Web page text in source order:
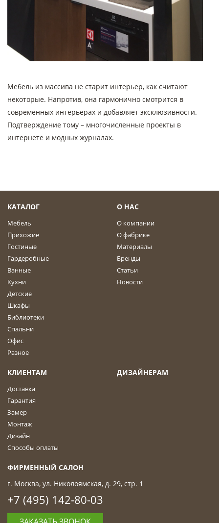
Мебель из массива не старит интерьер, как считают
некоторые. Напротив, она гармонично смотрится в
современных интерьерах и добавляет эксклюзивности.
Подтверждение тому – многочисленные проекты в
интернете и модных журналах.
КАТАЛОГ
Мебель
Прихожие
Гостиные
Гардеробные
Ванные
Кухни
Детские
Шкафы
Библиотеки
Спальни
Офис
Разное
О НАС
О компании
О фабрике
Материалы
Бренды
Статьи
Новости
КЛИЕНТАМ
Доставка
Гарантия
Замер
Монтаж
Дизайн
Способы оплаты
ДИЗАЙНЕРАМ
ФИРМЕННЫЙ САЛОН
г. Москва, ул. Николоямская, д. 29, стр. 1
+7 (495) 142-80-03